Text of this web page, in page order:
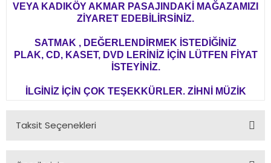
VEYA KADIKÖY AKMAR PASAJINDAKİ MAĞAZAMIZI
ZİYARET EDEBİLİRSİNİZ.
SATMAK , DEĞERLENDİRMEK İSTEDİĞİNİZ
PLAK, CD, KASET, DVD LERİNİZ İÇİN LÜTFEN FİYAT
İSTEYİNİZ.
İLGİNİZ İÇİN ÇOK TEŞEKKÜRLER. ZİHNİ MÜZİK
Taksit Seçenekleri